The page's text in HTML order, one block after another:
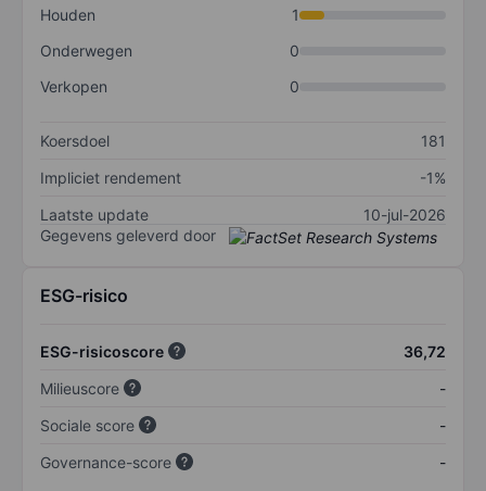
Houden
1
Onderwegen
0
Verkopen
0
Koersdoel
181
Impliciet rendement
-1%
Laatste update
10-jul-2026
Gegevens geleverd door
ESG-risico
ESG-risicoscore
36,72
Milieuscore
-
Sociale score
-
Governance-score
-